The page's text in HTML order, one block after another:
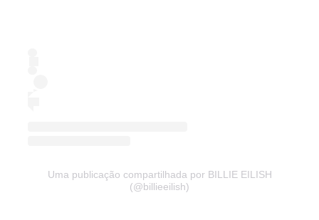
Uma publicação compartilhada por BILLIE EILISH
(@billieeilish)